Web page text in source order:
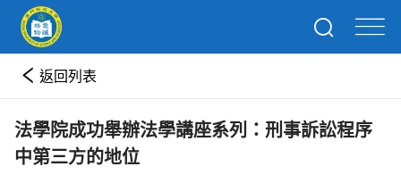
返回列表
法學院成功舉辦法學講座系列：刑事訴訟程序
中第三方的地位